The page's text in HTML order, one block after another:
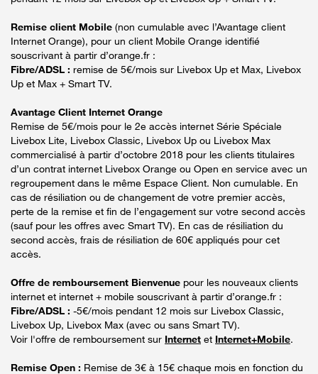
Remise client Mobile (non cumulable avec l’Avantage client
Internet Orange), pour un client Mobile Orange identifié
souscrivant à partir d’orange.fr :
Fibre/ADSL : remise de 5€/mois sur Livebox Up et Max, Livebox
Up et Max + Smart TV.
Avantage Client Internet Orange
Remise de 5€/mois pour le 2e accès internet Série Spéciale
Livebox Lite, Livebox Classic, Livebox Up ou Livebox Max
commercialisé à partir d’octobre 2018 pour les clients titulaires
d’un contrat internet Livebox Orange ou Open en service avec un
regroupement dans le même Espace Client. Non cumulable. En
cas de résiliation ou de changement de votre premier accès,
perte de la remise et fin de l’engagement sur votre second accès
(sauf pour les offres avec Smart TV). En cas de résiliation du
second accès, frais de résiliation de 60€ appliqués pour cet
accès.
Offre de remboursement Bienvenue pour les nouveaux clients
internet et internet + mobile souscrivant à partir d’orange.fr :
Fibre/ADSL : -5€/mois pendant 12 mois sur Livebox Classic,
Livebox Up, Livebox Max (avec ou sans Smart TV).
Voir l'offre de remboursement sur Internet et Internet+Mobile.
Remise Open : Remise de 3€ à 15€ chaque mois en fonction du